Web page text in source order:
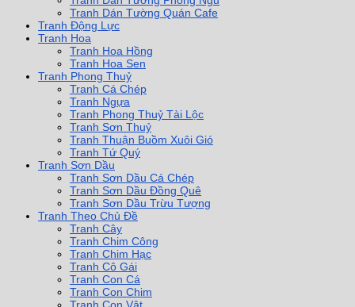
Tranh Dán Tường Quán Cafe
Tranh Động Lực
Tranh Hoa
Tranh Hoa Hồng
Tranh Hoa Sen
Tranh Phong Thuỷ
Tranh Cá Chép
Tranh Ngựa
Tranh Phong Thuỷ Tài Lộc
Tranh Sơn Thuỷ
Tranh Thuận Buồm Xuôi Gió
Tranh Tứ Quý
Tranh Sơn Dầu
Tranh Sơn Dầu Cá Chép
Tranh Sơn Dầu Đồng Quê
Tranh Sơn Dầu Trừu Tượng
Tranh Theo Chủ Đề
Tranh Cây
Tranh Chim Công
Tranh Chim Hạc
Tranh Cô Gái
Tranh Con Cá
Tranh Con Chim